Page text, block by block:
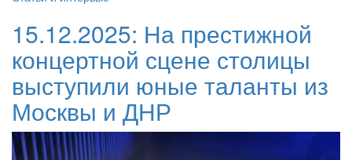
15.12.2025: На престижной
концертной сцене столицы
выступили юные таланты из
Москвы и ДНР